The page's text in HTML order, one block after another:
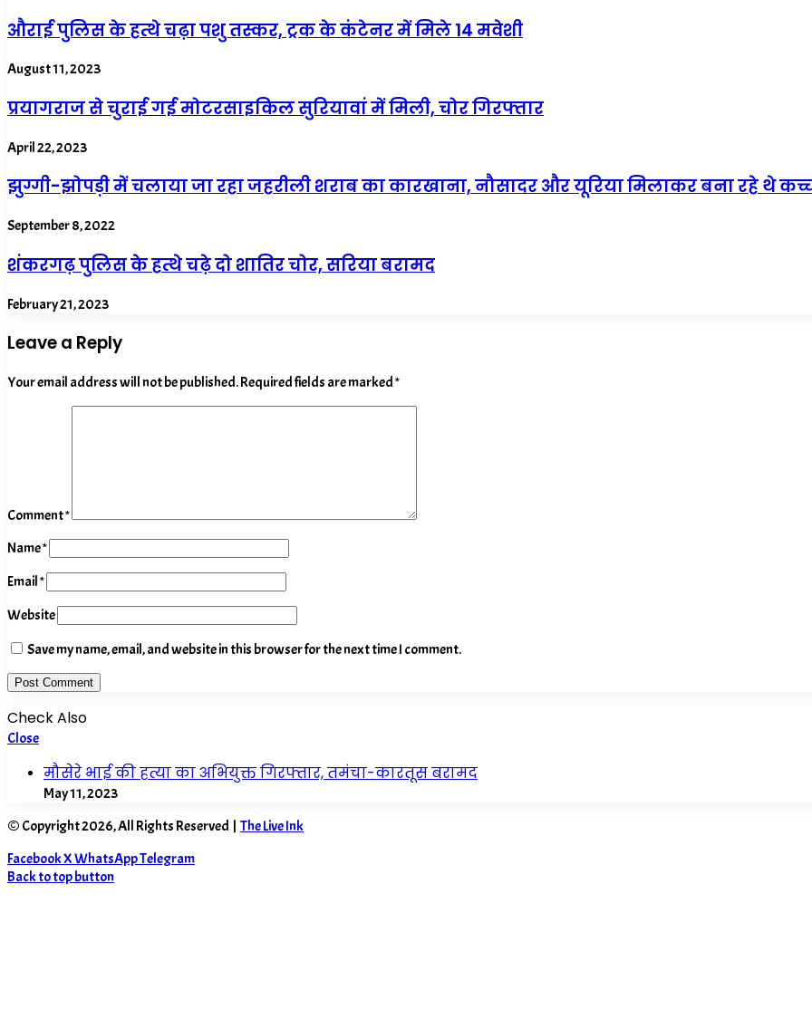
औराई पुलिस के हत्थे चढ़ा पशु तस्कर, ट्रक के कंटेनर में मिले 14 मवेशी
August 11, 2023
प्रयागराज से चुराई गई मोटरसाइकिल सुरियावां में मिली, चोर गिरफ्तार
April 22, 2023
झुग्गी-झोपड़ी में चलाया जा रहा जहरीली शराब का कारखाना, नौसादर और यूरिया मिलाकर बना रहे थे
September 8, 2022
शंकरगढ़ पुलिस के हत्थे चढ़े दो शातिर चोर, सरिया बरामद
February 21, 2023
Leave a Reply
Your email address will not be published.Required fields are marked*
Comment*
Name*
Email*
Website
Save my name, email, and website in this browser for the next time I comment.
Check Also
Close
मौसेरे भाई की हत्या का अभियुक्त गिरफ्तार, तमंचा-कारतूस बरामद
May 11, 2023
© Copyright 2026, All Rights Reserved | The Live Ink
FacebookXWhatsAppTelegram
Back to top button